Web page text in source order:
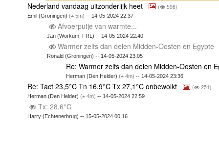
Nederland vandaag uitzonderlijk heet ( 596)
Emil (Groningen)( 5m) -- 14-05-2024 22:37
Afvoerputje van warmte...
Jan (Workum, FRL) -- 14-05-2024 22:40
Warmer zelfs dan delen Midden-Oosten en Egypte
Ronald (Groningen) -- 14-05-2024 23:05
Re: Warmer zelfs dan delen Midden-Oosten en
Herman (Den Helder)( 4m) -- 14-05-2024 23:36
Re: Tact 23,5°C Tn 16,9°C Tx 27,1°C onbewolkt ( 251)
Herman (Den Helder)( 4m) -- 14-05-2024 22:59
Tx: 28.6°C
Harry (Echtenerbrug) -- 15-05-2024 00:16